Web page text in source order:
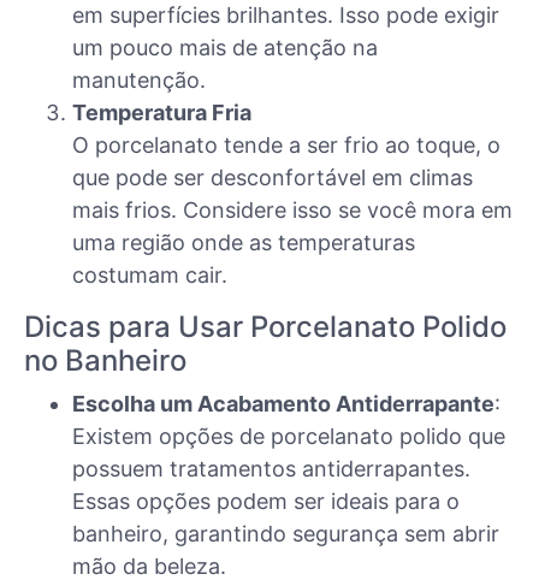
em superfícies brilhantes. Isso pode exigir
um pouco mais de atenção na
manutenção.
Temperatura Fria
O porcelanato tende a ser frio ao toque, o
que pode ser desconfortável em climas
mais frios. Considere isso se você mora em
uma região onde as temperaturas
costumam cair.
Dicas para Usar Porcelanato Polido
no Banheiro
Escolha um Acabamento Antiderrapante:
Existem opções de porcelanato polido que
possuem tratamentos antiderrapantes.
Essas opções podem ser ideais para o
banheiro, garantindo segurança sem abrir
mão da beleza.